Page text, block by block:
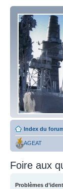
Index du
AGEAT
Foire aux
Problèmes